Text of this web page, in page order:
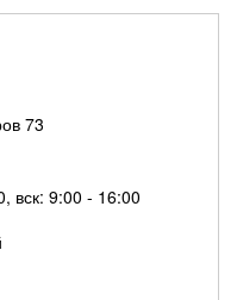
73
вск: 9:00 - 16:00